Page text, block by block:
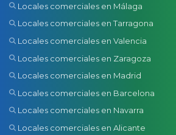
Locales comerciales en Málaga
Locales comerciales en Tarragona
Locales comerciales en Valencia
Locales comerciales en Zaragoza
Locales comerciales en Madrid
Locales comerciales en Barcelona
Locales comerciales en Navarra
Locales comerciales en Alicante